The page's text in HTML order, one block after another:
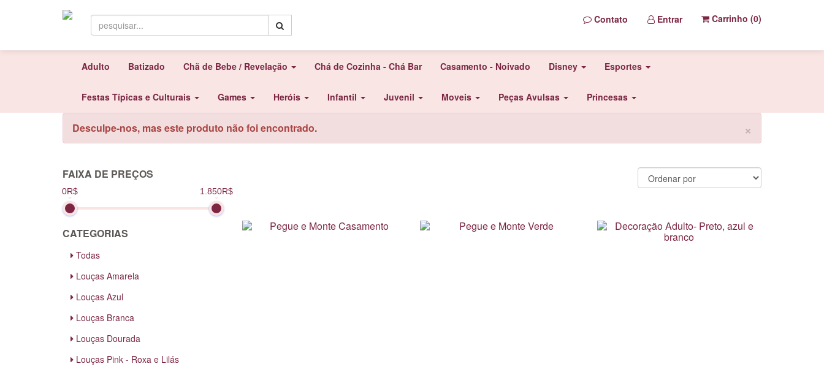
Contato Entrar Carrinho (0)
Adulto Batizado Chã de Bebe / Revelação Chá de Cozinha - Chá Bar Casamento - Noivado Disney Esportes
Festas Típicas e Culturais Games Heróis Infantil Juvenil Moveis Peças Avulsas Princesas
×
Desculpe-nos, mas este produto não foi encontrado.
FAIXA DE PREÇOS
0R$ 1.850R$
CATEGORIAS
Todas
Louças Amarela
Louças Azul
Louças Branca
Louças Dourada
Louças Pink - Roxa e Lilás